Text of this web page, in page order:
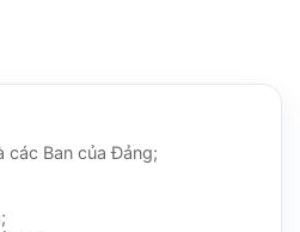
các Ban của Đảng;